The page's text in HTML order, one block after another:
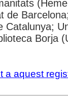
de
Catalunya;
Borja
a aquest